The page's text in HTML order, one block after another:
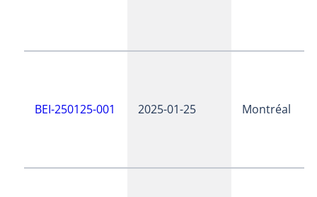
BEI-250125-001 2025-01-25 Montréal